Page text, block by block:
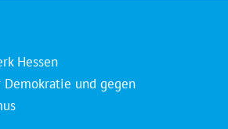
Hessen
und gegen